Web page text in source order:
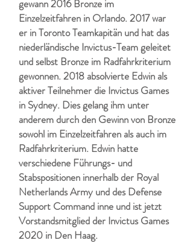
gewann 2016 Bronze im
Einzelzeitfahren in Orlando. 2017 war
er in Toronto Teamkapitän und hat das
niederländische Invictus-Team geleitet
und selbst Bronze im Radfahrkriterium
gewonnen. 2018 absolvierte Edwin als
aktiver Teilnehmer die Invictus Games
in Sydney. Dies gelang ihm unter
anderem durch den Gewinn von Bronze
sowohl im Einzelzeitfahren als auch im
Radfahrkriterium. Edwin hatte
verschiedene Führungs- und
Stabspositionen innerhalb der Royal
Netherlands Army und des Defense
Support Command inne und ist jetzt
Vorstandsmitglied der Invictus Games
2020 in Den Haag.